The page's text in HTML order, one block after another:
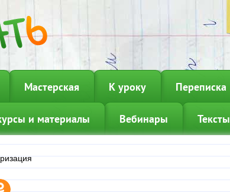
Мастерская К уроку Переписка
и материалы Вебинары Тексты